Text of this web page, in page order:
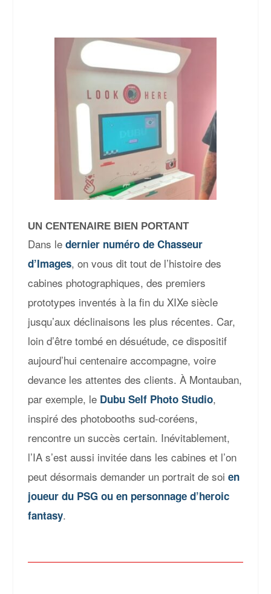
UN CENTENAIRE BIEN PORTANT
Dans le dernier numéro de Chasseur
d’Images, on vous dit tout de l’histoire des
cabines photographiques, des premiers
prototypes inventés à la fin du XIXe siècle
jusqu’aux déclinaisons les plus récentes. Car,
loin d’être tombé en désuétude, ce dispositif
aujourd’hui centenaire accompagne, voire
devance les attentes des clients. À Montauban,
par exemple, le Dubu Self Photo Studio,
inspiré des photobooths sud-coréens,
rencontre un succès certain. Inévitablement,
l’IA s’est aussi invitée dans les cabines et l’on
peut désormais demander un portrait de soi en
joueur du PSG ou en personnage d’heroic
fantasy.